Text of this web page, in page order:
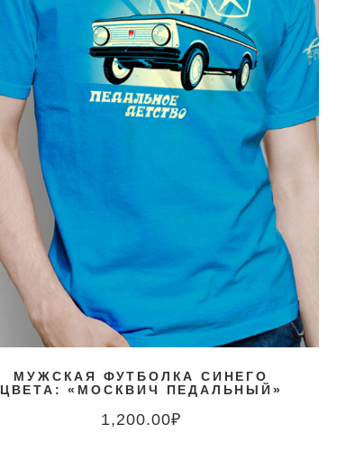
МУЖСКАЯ ФУТБОЛКА СИНЕГО
ЦВЕТА: «МОСКВИЧ ПЕДАЛЬНЫЙ»
1,200.00₽